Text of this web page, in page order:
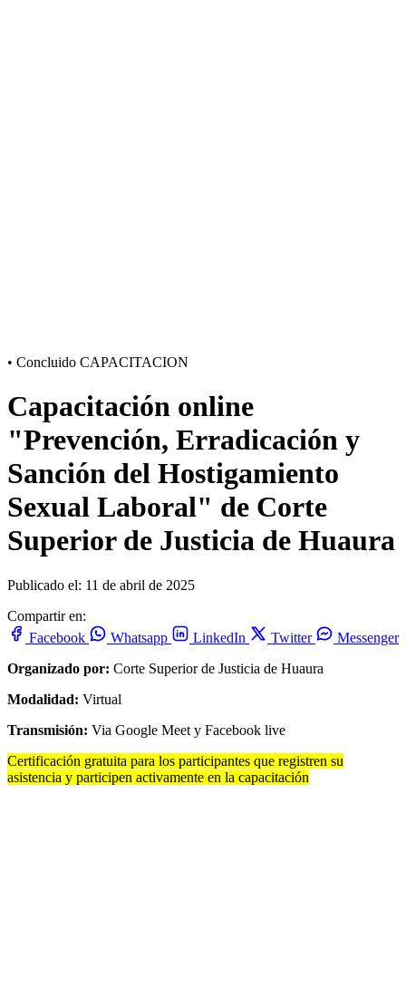
• Concluido CAPACITACION
Capacitación online
"Prevención, Erradicación y
Sanción del Hostigamiento
Sexual Laboral" de Corte
Superior de Justicia de Huaura
Publicado el: 11 de abril de 2025
Compartir en:
Facebook
Whatsapp LinkedIn Twitter
Messenger
Organizado por: Corte Superior de Justicia de Huaura
Modalidad: Virtual
Transmisión: Via Google Meet y Facebook live
Certificación gratuita para los participantes que registren su
asistencia y participen activamente en la capacitación